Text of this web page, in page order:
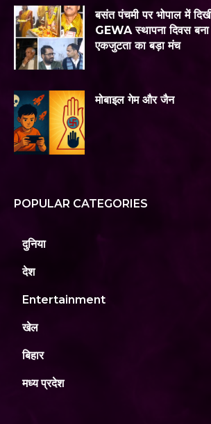
बसंत पंचमी पर भोपाल में
GEWA स्थापना दिवस
एकजुटता का बड़ा मंच
मोबाइल गेम और जैन
POPULAR CATEGORIES
दुनिया
देश
Entertainment
खेल
बिहार
मध्य प्रदेश